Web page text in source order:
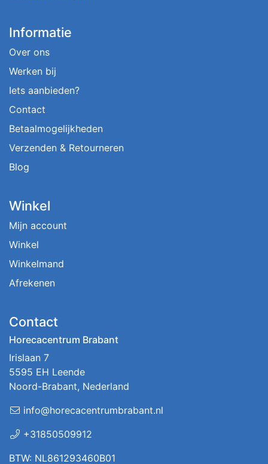
Informatie
Over ons
Werken bij
Iets aanbieden?
Contact
Betaalmogelijkheden
Verzenden & Retourneren
Blog
Winkel
Mijn account
Winkel
Winkelmand
Afrekenen
Contact
Horecacentrum Brabant
Irislaan 7
5595 EH Leende
Noord-Brabant, Nederland
info@horecacentrumbrabant.nl
+31850509912
BTW: NL861293460B01